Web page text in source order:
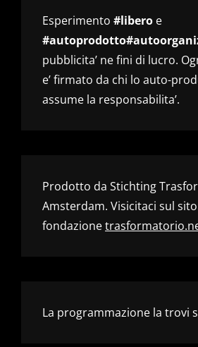
Esperimento #libero e
pubblicita’ ne fini di lucro.
e’ firmato da chi lo auto-
assume la responsabilita’.
Prodotto da Stichting
Amsterdam. Visicitaci sul
fondazione
La programmazione la trovi